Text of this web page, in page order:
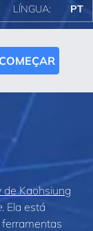
LÍNGUA: PT
COMEÇAR
de Kaohsiung
. Ela está